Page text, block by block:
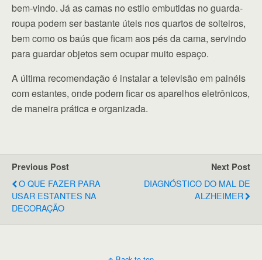
bem-vindo. Já as camas no estilo embutidas no guarda-
roupa podem ser bastante úteis nos quartos de solteiros,
bem como os baús que ficam aos pés da cama, servindo
para guardar objetos sem ocupar muito espaço.
A última recomendação é instalar a televisão em painéis
com estantes, onde podem ficar os aparelhos eletrônicos,
de maneira prática e organizada.
Previous Post
O QUE FAZER PARA
USAR ESTANTES NA
DECORAÇÃO
Next Post
DIAGNÓSTICO DO MAL DE
ALZHEIMER